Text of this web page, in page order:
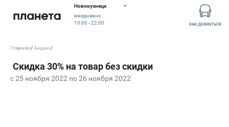
Новокузнецк
ежедневно
10:00 - 22:00
КАК ДОБРАТЬСЯ
c 25 ноября 2022 по 26 ноября 2022
Главная Акции